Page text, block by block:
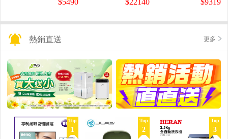
$5490 $22140 $9319
熱銷直送 更多
Top
1
Top
2
Top
3